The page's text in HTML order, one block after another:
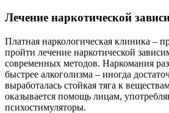
Лечение наркотической
Платная наркологическая клиника –
пройти лечение наркотической
современных методов. Наркомания
быстрее алкоголизма – иногда
выработалась стойкая тяга к
оказывается помощь лицам,
психостимуляторы.